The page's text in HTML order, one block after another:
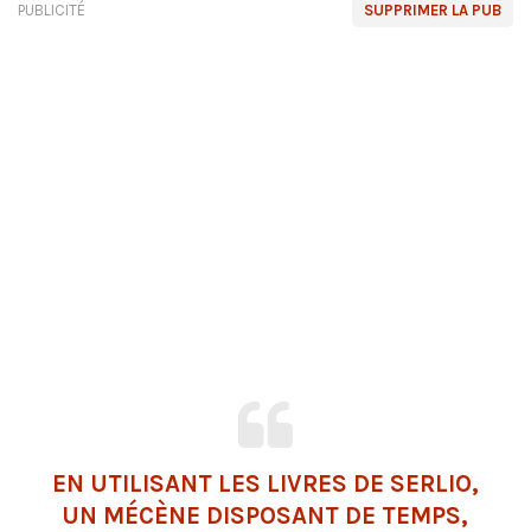
SUPPRIMER LA PUB
PUBLICITÉ
EN UTILISANT LES LIVRES DE SERLIO,
UN MÉCÈNE DISPOSANT DE TEMPS,